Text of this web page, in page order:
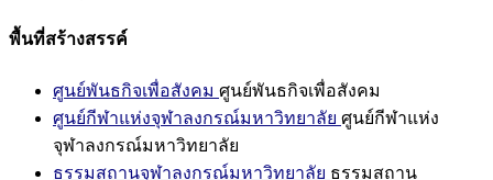
พื้นที่สร้างสรรค์
ศูนย์พันธกิจเพื่อสังคม ศูนย์พันธกิจเพื่อสังคม
ศูนย์กีฬาแห่งจุฬาลงกรณ์มหาวิทยาลัย ศูนย์กีฬาแห่ง
จุฬาลงกรณ์มหาวิทยาลัย
ธรรมสถานจุฬาลงกรณ์มหาวิทยาลัย ธรรมสถาน